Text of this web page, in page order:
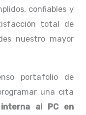
confiables y
total de
nuestro mayor
portafolio de
una cita
interna al PCen